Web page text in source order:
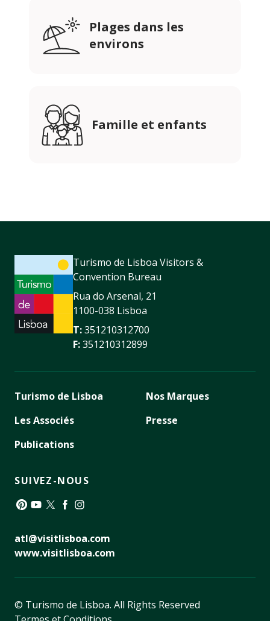
Plages dans les
environs
Famille et enfants
Turismo de Lisboa Visitors &
Convention Bureau
Rua do Arsenal, 21
1100-038 Lisboa
T:351210312700
F:351210312899
Turismo de Lisboa
Les Associés
Publications
Nos Marques
Presse
SUIVEZ-NOUS
atl@visitlisboa.com
www.visitlisboa.com
© Turismo de Lisboa. All Rights Reserved